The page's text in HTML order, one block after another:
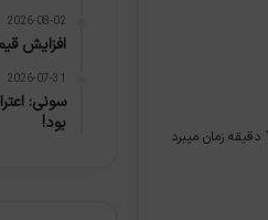
2026-08-02
افزایش
2026-07-31
سونی:
بود!